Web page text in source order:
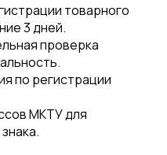
товарного
3 дней.
проверка
по регистрации
МКТУ для